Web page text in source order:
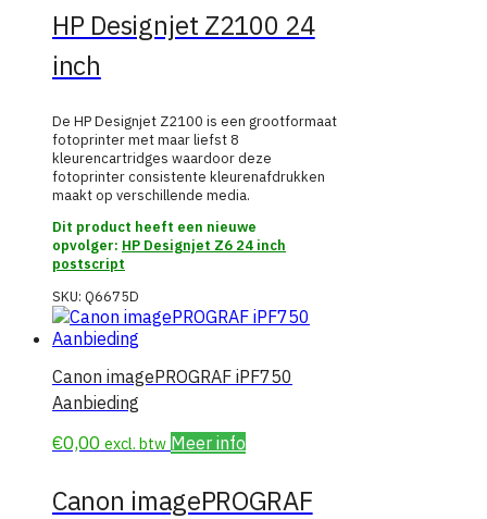
HP Designjet Z2100 24
inch
De HP Designjet Z2100 is een grootformaat
fotoprinter met maar liefst 8
kleurencartridges waardoor deze
fotoprinter consistente kleurenafdrukken
maakt op verschillende media.
Dit product heeft een nieuwe
opvolger: HP Designjet Z6 24 inch
postscript
SKU: Q6675D
Canon imagePROGRAF iPF750
Aanbieding
€0,00 excl. btw Meer info
Canon imagePROGRAF